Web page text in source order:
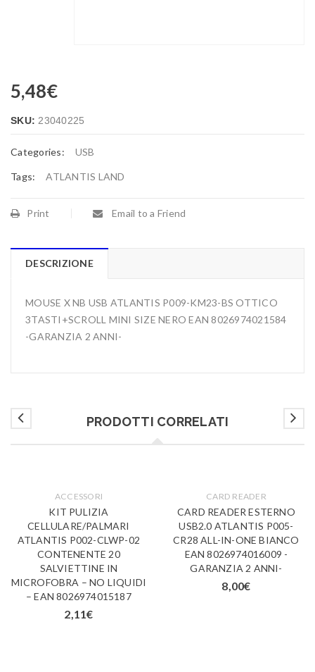
5,48€
SKU: 23040225
Categories: USB
Tags: ATLANTIS LAND
Print Email to a Friend
DESCRIZIONE
MOUSE X NB USB ATLANTIS P009-KM23-BS OTTICO
3TASTI+SCROLL MINI SIZE NERO EAN 8026974021584
-GARANZIA 2 ANNI-
PRODOTTI CORRELATI
ACCESSORI
KIT PULIZIA
CELLULARE/PALMARI
ATLANTIS P002-CLWP-02
CONTENENTE 20
SALVIETTINE IN
MICROFOBRA – NO LIQUIDI
– EAN 8026974015187
2,11€
CARD READER
CARD READER ESTERNO
USB2.0 ATLANTIS P005-
CR28 ALL-IN-ONE BIANCO
EAN 8026974016009 -
GARANZIA 2 ANNI-
8,00€